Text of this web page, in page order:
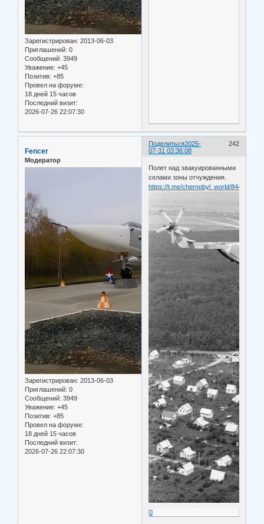
Зарегистрирован: 2013-06-03
Приглашений: 0
Сообщений: 3949
Уважение: +45
Позитив: +85
Провел на форуме:
18 дней 15 часов
Последний визит:
2026-07-26 22:07:30
Поделиться 242
2025-
07-31 03:36:08
Fencer
Модератор
Зарегистрирован: 2013-06-03
Приглашений: 0
Сообщений: 3949
Уважение: +45
Позитив: +85
Провел на форуме:
18 дней 15 часов
Последний визит:
2026-07-26 22:07:30
Полет над эвакуированными
селами зоны отчуждения.
https://t.me/chernobyl_world/8446
0